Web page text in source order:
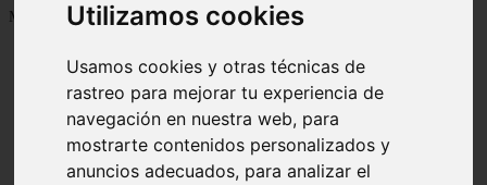
Utilizamos cookies
Usamos cookies y otras técnicas de
rastreo para mejorar tu experiencia de
navegación en nuestra web, para
mostrarte contenidos personalizados y
anuncios adecuados, para analizar el
Mostrando 1921 - 1944 de 3336 artículos